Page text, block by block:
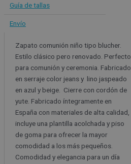
Guía de tallas
Envío
Zapato comunión niño tipo blucher.
Estilo clásico pero renovado. Perfecto
para comunión y ceremonia. Fabricado
en serraje color jeans y lino jaspeado
en azul y beige. Cierre con cordón de
yute. Fabricado íntegramente en
España con materiales de alta calidad,
incluye una plantilla acolchada y piso
de goma para ofrecer la mayor
comodidad a los más pequeños.
Comodidad y elegancia para un día